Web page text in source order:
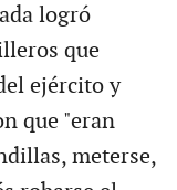
logró
que
ejército y
que "eran
meterse,